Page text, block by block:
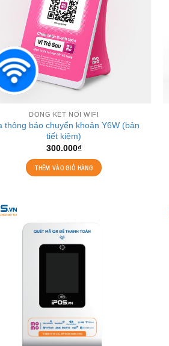
DÒNG KẾT NỐI WIFI
thông báo chuyển khoản Y6W (bản
tiết kiệm)
300.000₫
THÊM VÀO GIỎ HÀNG